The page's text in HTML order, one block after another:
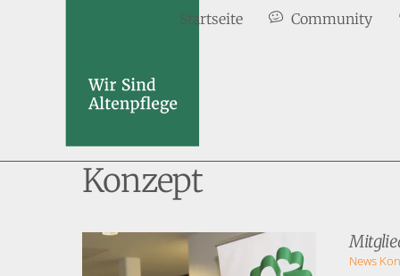
Startseite Community
Konzept
News